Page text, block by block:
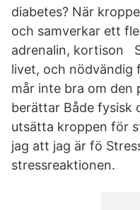
diabetes? När
och samverkar ett
adrenalin, kortison
livet, och nödvändig
mår inte bra om den
berättar Både fysisk
utsätta kroppen för
jag att jag är fö
stressreaktionen.